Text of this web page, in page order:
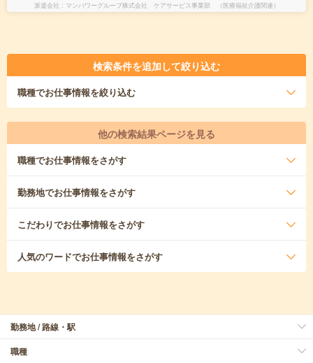
派遣会社 マンパワーグループ株式会社 ケアサービス事業部 （医療福祉介護関連）
検索条件を追加して絞り込む
職種でお仕事情報を絞り込む
他の検索結果ページを見る
職種でお仕事情報をさがす
勤務地でお仕事情報をさがす
こだわりでお仕事情報をさがす
人気のワードでお仕事情報をさがす
勤務地 / 路線・駅
職種